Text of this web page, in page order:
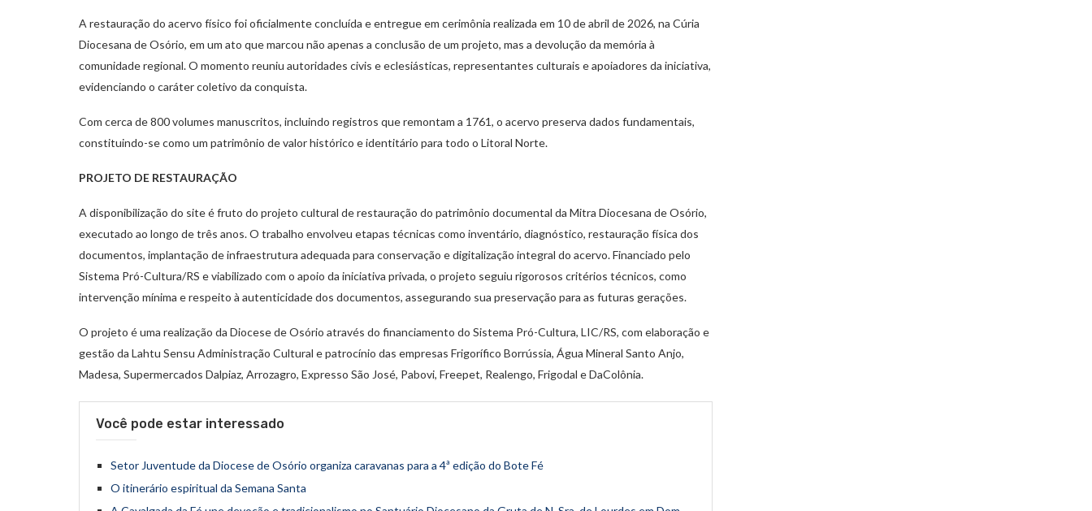
A restauração do acervo físico foi oficialmente concluída e entregue em cerimônia realizada em 10 de abril de 2026, na Cúria
Diocesana de Osório, em um ato que marcou não apenas a conclusão de um projeto, mas a devolução da memória à
comunidade regional. O momento reuniu autoridades civis e eclesiásticas, representantes culturais e apoiadores da iniciativa,
evidenciando o caráter coletivo da conquista.
Com cerca de 800 volumes manuscritos, incluindo registros que remontam a 1761, o acervo preserva dados fundamentais,
constituindo-se como um patrimônio de valor histórico e identitário para todo o Litoral Norte.
PROJETO DE RESTAURAÇÃO
A disponibilização do site é fruto do projeto cultural de restauração do patrimônio documental da Mitra Diocesana de Osório,
executado ao longo de três anos. O trabalho envolveu etapas técnicas como inventário, diagnóstico, restauração física dos
documentos, implantação de infraestrutura adequada para conservação e digitalização integral do acervo. Financiado pelo
Sistema Pró-Cultura/RS e viabilizado com o apoio da iniciativa privada, o projeto seguiu rigorosos critérios técnicos, como
intervenção mínima e respeito à autenticidade dos documentos, assegurando sua preservação para as futuras gerações.
O projeto é uma realização da Diocese de Osório através do financiamento do Sistema Pró-Cultura, LIC/RS, com elaboração e
gestão da Lahtu Sensu Administração Cultural e patrocínio das empresas Frigorífico Borrússia, Água Mineral Santo Anjo,
Madesa, Supermercados Dalpiaz, Arrozagro, Expresso São José, Pabovi, Freepet, Realengo, Frigodal e DaColônia.
Você pode estar interessado
Setor Juventude da Diocese de Osório organiza caravanas para a 4ª edição do Bote Fé
O itinerário espiritual da Semana Santa